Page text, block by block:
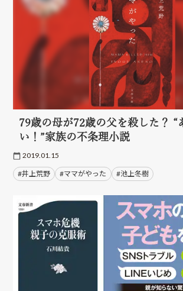
79歳の母が72歳の父を殺した？ “
い！”家族の不条理小説
2019.01.15
#井上荒野 #ママがやった #池上冬樹